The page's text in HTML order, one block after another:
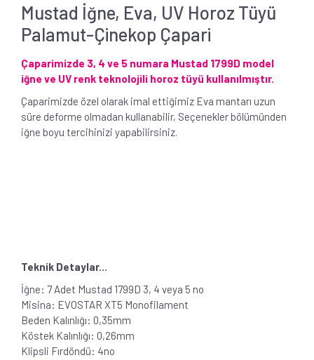
Mustad İğne, Eva, UV Horoz Tüyü
Palamut-Çinekop Çapari
Çaparimizde 3, 4 ve 5 numara Mustad 1799D model
iğne ve UV renk teknolojili horoz tüyü kullanılmıştır.
Çaparimizde özel olarak imal ettiğimiz Eva mantarı uzun
süre deforme olmadan kullanabilir, Seçenekler bölümünden
iğne boyu tercihinizi yapabilirsiniz.
Teknik Detaylar...
İğne: 7 Adet Mustad 1799D 3, 4 veya 5 no
Misina: EVOSTAR XT5 Monofilament
Beden Kalınlığı: 0,35mm
Köstek Kalınlığı: 0,26mm
Klipsli Fırdöndü: 4no